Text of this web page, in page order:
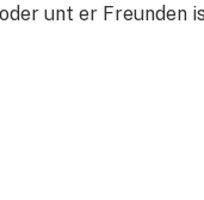
unt er Freunden